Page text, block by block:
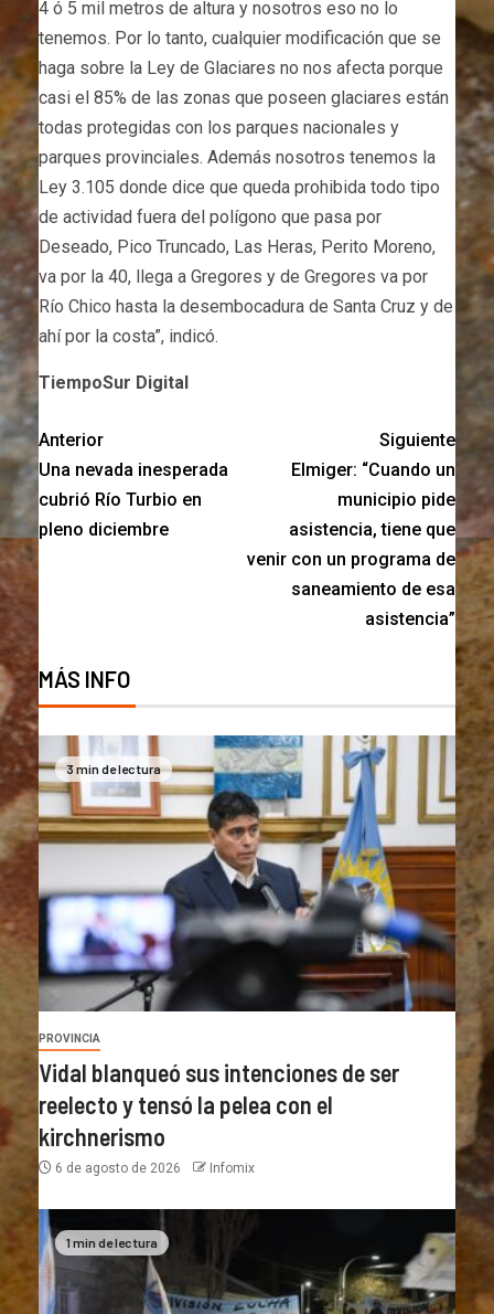
4 ó 5 mil metros de altura y nosotros eso no lo
tenemos. Por lo tanto, cualquier modificación que se
haga sobre la Ley de Glaciares no nos afecta porque
casi el 85% de las zonas que poseen glaciares están
todas protegidas con los parques nacionales y
parques provinciales. Además nosotros tenemos la
Ley 3.105 donde dice que queda prohibida todo tipo
de actividad fuera del polígono que pasa por
Deseado, Pico Truncado, Las Heras, Perito Moreno,
va por la 40, llega a Gregores y de Gregores va por
Río Chico hasta la desembocadura de Santa Cruz y de
ahí por la costa”, indicó.
TiempoSur Digital
Anterior
Una nevada inesperada
cubrió Río Turbio en
pleno diciembre
Siguiente
Elmiger: “Cuando un
municipio pide
asistencia, tiene que
venir con un programa de
saneamiento de esa
asistencia”
MÁS INFO
3 min de lectura
PROVINCIA
Vidal blanqueó sus intenciones de ser
reelecto y tensó la pelea con el
kirchnerismo
6 de agosto de 2026 Infomix
1 min de lectura